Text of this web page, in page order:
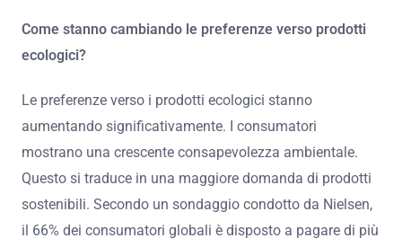
Come stanno cambiando le preferenze verso prodotti
ecologici?
Le preferenze verso i prodotti ecologici stanno
aumentando significativamente. I consumatori
mostrano una crescente consapevolezza ambientale.
Questo si traduce in una maggiore domanda di prodotti
sostenibili. Secondo un sondaggio condotto da Nielsen,
il 66% dei consumatori globali è disposto a pagare di più